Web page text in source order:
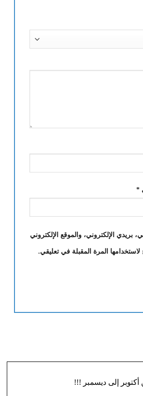
*
بريدي الإلكتروني، والموقع الإلكتروني
المرة المقبلة في تعليقي.
إلى ديسمبر !!!